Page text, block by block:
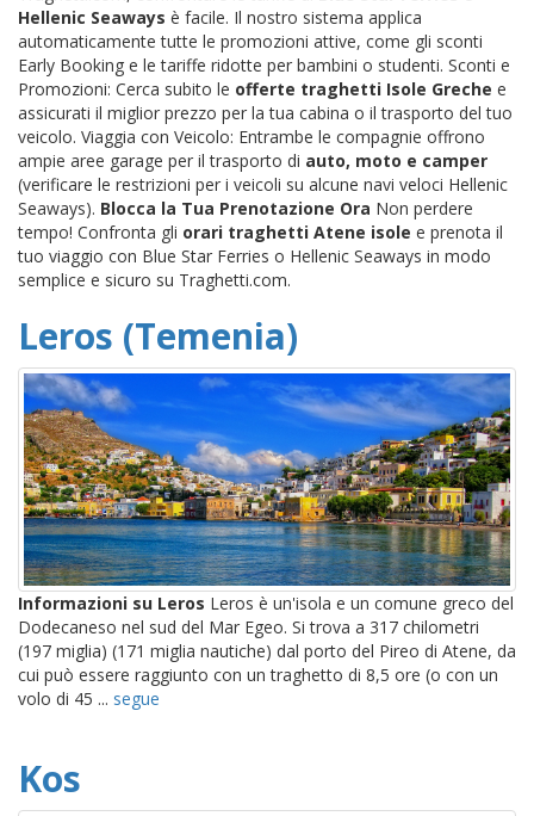
Hellenic Seaways è facile. Il nostro sistema applica
automaticamente tutte le promozioni attive, come gli sconti
Early Booking e le tariffe ridotte per bambini o studenti. Sconti e
Promozioni: Cerca subito le offerte traghetti Isole Greche e
assicurati il miglior prezzo per la tua cabina o il trasporto del tuo
veicolo. Viaggia con Veicolo: Entrambe le compagnie offrono
ampie aree garage per il trasporto di auto, moto e camper
(verificare le restrizioni per i veicoli su alcune navi veloci Hellenic
Seaways). Blocca la Tua Prenotazione Ora Non perdere
tempo! Confronta gli orari traghetti Atene isole e prenota il
tuo viaggio con Blue Star Ferries o Hellenic Seaways in modo
semplice e sicuro su Traghetti.com.
Leros (Temenia)
Informazioni su Leros Leros è un'isola e un comune greco del
Dodecaneso nel sud del Mar Egeo. Si trova a 317 chilometri
(197 miglia) (171 miglia nautiche) dal porto del Pireo di Atene, da
cui può essere raggiunto con un traghetto di 8,5 ore (o con un
volo di 45 ... segue
Kos